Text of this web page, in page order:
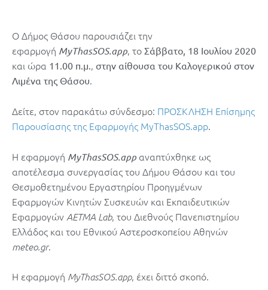
Ο Δήμος Θάσου παρουσιάζει την
εφαρμογή MyThasSOS.app, το Σάββατο, 18 Ιουλίου 2020
και ώρα 11.00 π.μ., στην αίθουσα του Καλογερικού στον
Λιμένα της Θάσου.
Δείτε, στον παρακάτω σύνδεσμο: ΠΡΟΣΚΛΗΣΗ Επίσημης
Παρουσίασης της Εφαρμογής MyThasSOS.app.
Η εφαρμογή MyThasSOS.app αναπτύχθηκε ως
αποτέλεσμα συνεργασίας του Δήμου Θάσου και του
Θεσμοθετημένου Εργαστηρίου Προηγμένων
Εφαρμογών Κινητών Συσκευών και Εκπαιδευτικών
Εφαρμογών AETMA Lab, του Διεθνούς Πανεπιστημίου
Ελλάδος και του Εθνικού Αστεροσκοπείου Αθηνών
meteo.gr.
Η εφαρμογή MyThasSOS.app, έχει διττό σκοπό.